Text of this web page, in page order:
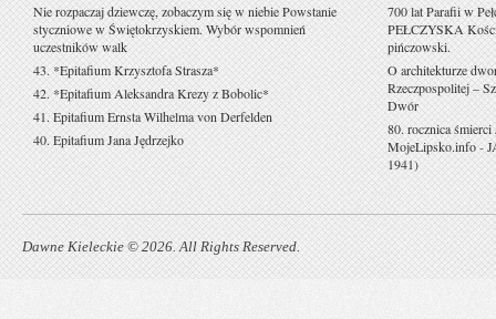
Nie rozpaczaj dziewczę, zobaczym się w niebie Powstanie
styczniowe w Świętokrzyskiem. Wybór wspomnień
uczestników walk
43. *Epitafium Krzysztofa Strasza*
42. *Epitafium Aleksandra Krezy z Bobolic*
41. Epitafium Ernsta Wilhelma von Derfelden
40. Epitafium Jana Jędrzejko
700 lat Parafii w
PEŁCZYSKA
pińczowski.
O architekturze
Rzeczpospolitej –
Dwór
80. rocznica
MojeLipsko.info-
1941)
Dawne Kieleckie © 2026. All Rights Reserved.